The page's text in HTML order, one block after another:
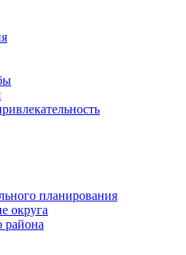
планирования
округа
района